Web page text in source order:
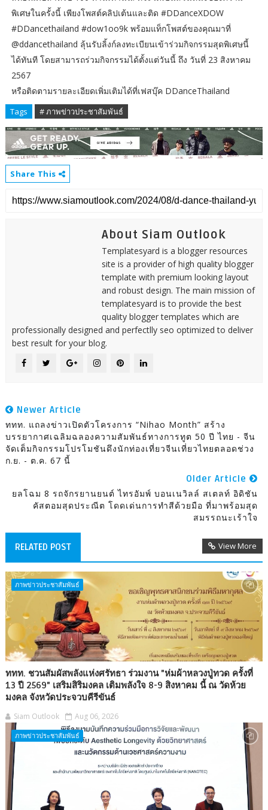
พิเศษในครั้งนี้ เพียงโพสต์คลิปเต้นและติด #DDanceXDOW
#DDancethailand #dow1oo9k พร้อมแท็กโพสต์ของคุณมาที่
@ddancethailand ลุ้นรับลิ้งก์ลงทะเบียนเข้าร่วมกิจกรรมสุดพิเศษนี้
ได้ทันที โดยสามารถร่วมกิจกรรมได้ตั้งแต่วันนี้ ถึง วันที่ 23 สิงหาคม
2567
หรือติดตามรายละเอียดเพิ่มเติมได้ที่เฟสบุ๊ค DDanceThailand
Tags # ภาพข่าวประชาสัมพันธ์
Share This
About Siam Outlook
Templatesyard is a blogger resources
site is a provider of high quality blogger
template with premium looking layout
and robust design. The main mission of
templatesyard is to provide the best
quality blogger templates which are
professionally designed and perfectlly seo optimized to deliver
best result for your blog.
Newer Article
ททท. แถลงข่าวเปิดตัวโครงการ “Nihao Month” สร้าง
บรรยากาศเฉลิมฉลองความสัมพันธ์ทางการทูต 50 ปี ไทย - จีน
จัดเต็มกิจกรรมโปรโมชันดึงนักท่องเที่ยวจีนเที่ยวไทยตลอดช่วง
ก.ย. - ต.ค. 67 นี้
Older Article
ยลโฉม 8 รถจักรยานยนต์ ไทรอัมพ์ บอนเนวิลล์ สเตลท์ อิดิชัน
คัสตอมสุดประณีต โดดเด่นการทำสีด้วยมือ ที่มาพร้อมสุด
สมรรถนะเร้าใจ
RELATED POST View More
ภาพข่าวประชาสัมพันธ์
ททท. ชวนสัมผัสพลังแห่งศรัทธา ร่วมงาน "ห่มผ้าหลวงปู่ทวด ครั้งที่
13 ปี 2569" เสริมสิริมงคล เติมพลังใจ 8-9 สิงหาคม นี้ ณ วัดห้วย
มงคล จังหวัดประจวบคีรีขันธ์
Siam Outlook Aug 06, 2026
ภาพข่าวประชาสัมพันธ์